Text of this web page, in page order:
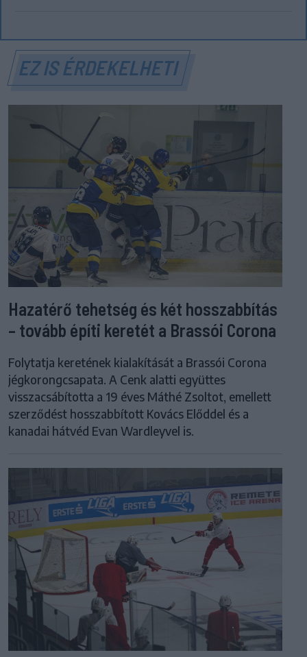
EZ IS ÉRDEKELHETI
Hazatérő tehetség és két hosszabbítás
– tovább építi keretét a Brassói Corona
Folytatja keretének kialakítását a Brassói Corona
jégkorongcsapata. A Cenk alatti együttes
visszacsábította a 19 éves Máthé Zsoltot, emellett
szerződést hosszabbított Kovács Előddel és a
kanadai hátvéd Evan Wardleyvel is.